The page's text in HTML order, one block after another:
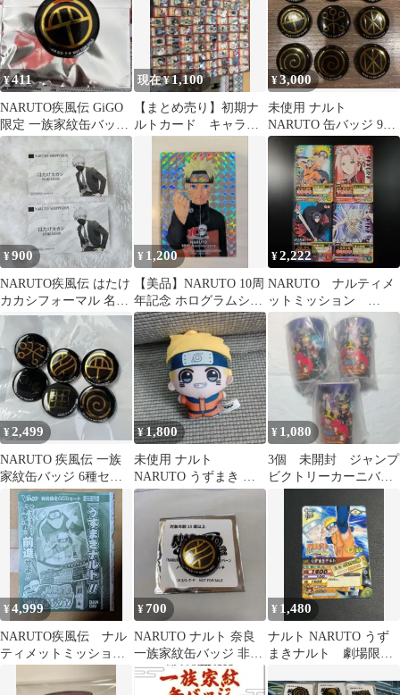
¥411
NARUTO疾風伝 GiGO
限定 一族家紋缶バッジ
山中一族
現在 ¥1,100
【まとめ売り】初期ナ
ルトカード キャラカ
¥3,000
未使用 ナルト
NARUTO 缶バッジ 9個
セット ノベルティ 非売
品
¥900
NARUTO疾風伝 はたけ
カカシフォーマル 名刺
風カード 2枚セット
¥ 1,200
【美品】NARUTO 10周
年記念 ホログラムシー
ル うずまきナルト 非
売品
¥2,222
NARUTO ナルティメ
ットミッション
【DMP-001～004】非売
¥2,499
NARUTO 疾風伝 一族
家紋缶バッジ 6種セッ
ト 非売品
¥1,800
未使用 ナルト
NARUTO うずまき ナ
ルト ぬいぐるみ マスコ
¥ 1,080
3個 未開封 ジャンプ
ビクトリーカーニバル
カップ
¥4,999
NARUTO疾風伝 ナル
ティメットミッショ
未開封 究極任務
¥700
NARUTO ナルト 奈良
一族家紋缶バッジ 非売
品
¥ 1,480
ナルト NARUTO うず
まきナルト 劇場限定
品